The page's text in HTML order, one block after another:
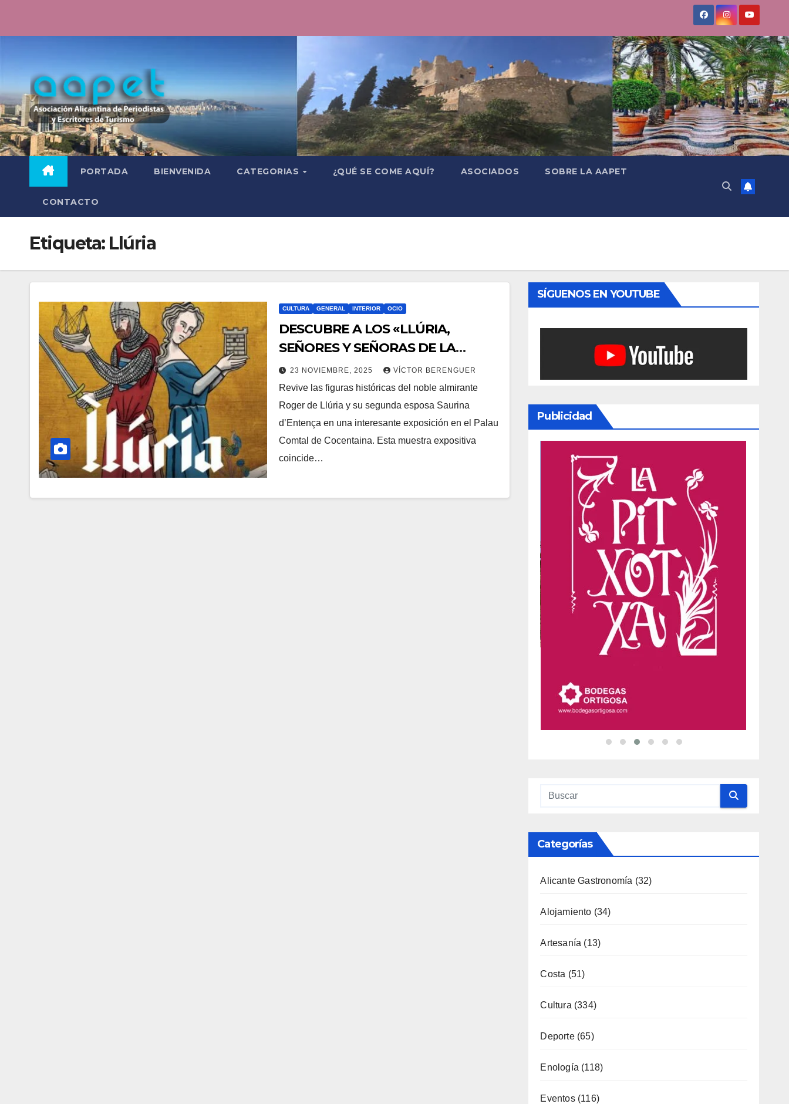
PORTADA BIENVENIDA CATEGORIAS ¿QUÉ SE COME AQUÍ? ASOCIADOS SOBRE LA AAPET
CONTACTO
Etiqueta: Llúria
CULTURA GENERAL INTERIOR OCIO
DESCUBRE A LOS «LLÚRIA,
SEÑORES Y SEÑORAS DE LA
TIERRA», EN COCENTAINA
23 NOVIEMBRE, 2025 VÍCTOR BERENGUER
Revive las figuras históricas del noble almirante
Roger de Llúria y su segunda esposa Saurina
d’Entença en una interesante exposición en el Palau
Comtal de Cocentaina. Esta muestra expositiva
coincide…
SÍGUENOS EN YOUTUBE
Publicidad
Categorías
Alicante Gastronomía (32)
Alojamiento (34)
Artesanía (13)
Costa (51)
Cultura (334)
Deporte(65)
Enología (118)
Eventos(116)